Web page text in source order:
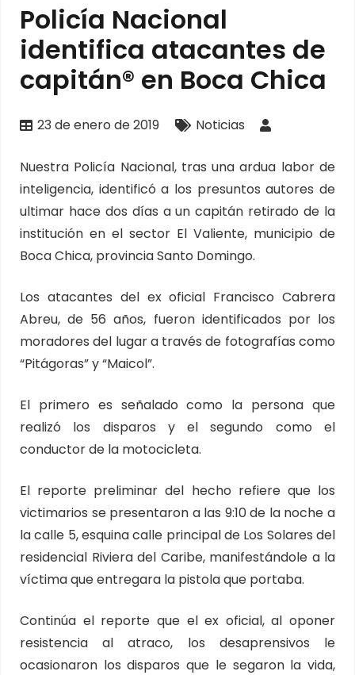
Policía Nacional
identifica atacantes de
capitán® en Boca Chica
23 de enero de 2019 Noticias
Nuestra Policía Nacional, tras una ardua labor de
inteligencia, identificó a los presuntos autores de
ultimar hace dos días a un capitán retirado de la
institución en el sector El Valiente, municipio de
Boca Chica, provincia Santo Domingo.
Los atacantes del ex oficial Francisco Cabrera
Abreu, de 56 años, fueron identificados por los
moradores del lugar a través de fotografías como
“Pitágoras” y “Maicol”.
El primero es señalado como la persona que
realizó los disparos y el segundo como el
conductor de la motocicleta.
El reporte preliminar del hecho refiere que los
victimarios se presentaron a las 9:10 de la noche a
la calle 5, esquina calle principal de Los Solares del
residencial Riviera del Caribe, manifestándole a la
víctima que entregara la pistola que portaba.
Continúa el reporte que el ex oficial, al oponer
resistencia al atraco, los desaprensivos le
ocasionaron los disparos que le segaron la vida,